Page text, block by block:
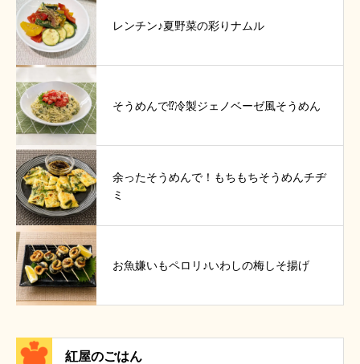
レンチン♪夏野菜の彩りナムル
そうめんで⁉冷製ジェノベーゼ風そうめん
余ったそうめんで！もちもちそうめんチヂ
ミ
お魚嫌いもペロリ♪いわしの梅しそ揚げ
紅屋のごはん